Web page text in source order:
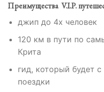
Преимущества V.I.P.
джип до 4х человек
120 км в пути по
Крита
гид, который будет
поездки